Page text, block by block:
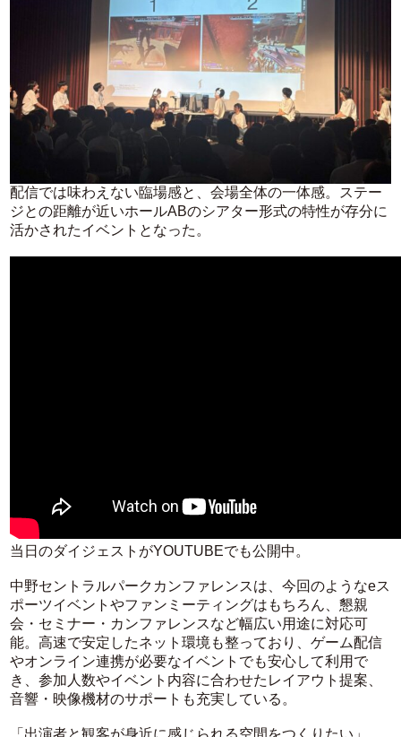
配信では味わえない臨場感と、会場全体の一体感。ステー
ジとの距離が近いホールABのシアター形式の特性が存分に
活かされたイベントとなった。
当日のダイジェストがYOUTUBEでも公開中。
中野セントラルパークカンファレンスは、今回のようなeス
ポーツイベントやファンミーティングはもちろん、懇親
会・セミナー・カンファレンスなど幅広い用途に対応可
能。高速で安定したネット環境も整っており、ゲーム配信
やオンライン連携が必要なイベントでも安心して利用で
き、参加人数やイベント内容に合わせたレイアウト提案、
音響・映像機材のサポートも充実している。
「出演者と観客が身近に感じられる空間をつくりたい」